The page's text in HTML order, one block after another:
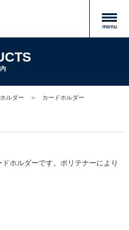
ルダー カードホルダー
ホルダーです。ポリテナーにより